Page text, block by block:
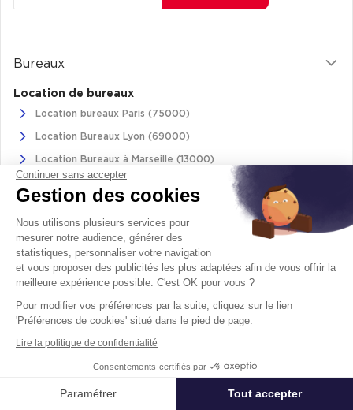
Affiner ma recherche
Bureaux
Location de bureaux
Location bureaux Paris (75000)
Location Bureaux Lyon (69000)
Location Bureaux à Marseille (13000)
Location de bureaux à Bordeaux (33000)
Achat de bureaux
Achat de bureaux à Paris (75000)
Achat de bureaux à Lyon (69000)
Vente de bureaux à Marseille (13000)
Achat bureaux à Bordeaux (33000)
Achat de bureaux à Toulouse (31000)
Commerces
Continuer sans accepter
Gestion des cookies
Nous utilisons plusieurs services pour
mesurer notre audience, générer des
statistiques, personnaliser votre navigation
et vous proposer des publicités les plus adaptées afin de vous offrir la
meilleure expérience possible. C'est OK pour vous ?
Pour modifier vos préférences par la suite, cliquez sur le lien
'Préférences de cookies' situé dans le pied de page.
Lire la politique de confidentialité
Consentements certifiés par
Paramétrer Tout accepter